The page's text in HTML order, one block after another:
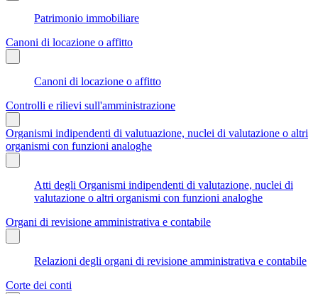
Patrimonio immobiliare
Canoni di locazione o affitto
Canoni di locazione o affitto
Controlli e rilievi sull'amministrazione
Organismi indipendenti di valutuazione, nuclei di valutazione o altri
organismi con funzioni analoghe
Atti degli Organismi indipendenti di valutazione, nuclei di
valutazione o altri organismi con funzioni analoghe
Organi di revisione amministrativa e contabile
Relazioni degli organi di revisione amministrativa e contabile
Corte dei conti